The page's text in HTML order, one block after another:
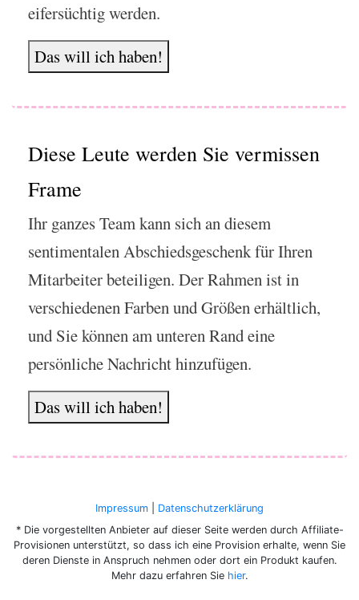
eifersüchtig werden.
Das will ich haben!
Diese Leute werden Sie vermissen
Frame
Ihr ganzes Team kann sich an diesem
sentimentalen Abschiedsgeschenk für Ihren
Mitarbeiter beteiligen. Der Rahmen ist in
verschiedenen Farben und Größen erhältlich,
und Sie können am unteren Rand eine
persönliche Nachricht hinzufügen.
Das will ich haben!
Impressum
Datenschutzerklärung
* Die vorgestellten Anbieter auf dieser Seite werden durch Affiliate-
Provisionen unterstützt, so dass ich eine Provision erhalte, wenn Sie
deren Dienste in Anspruch nehmen oder dort ein Produkt kaufen.
Mehr dazu erfahren Sie hier.